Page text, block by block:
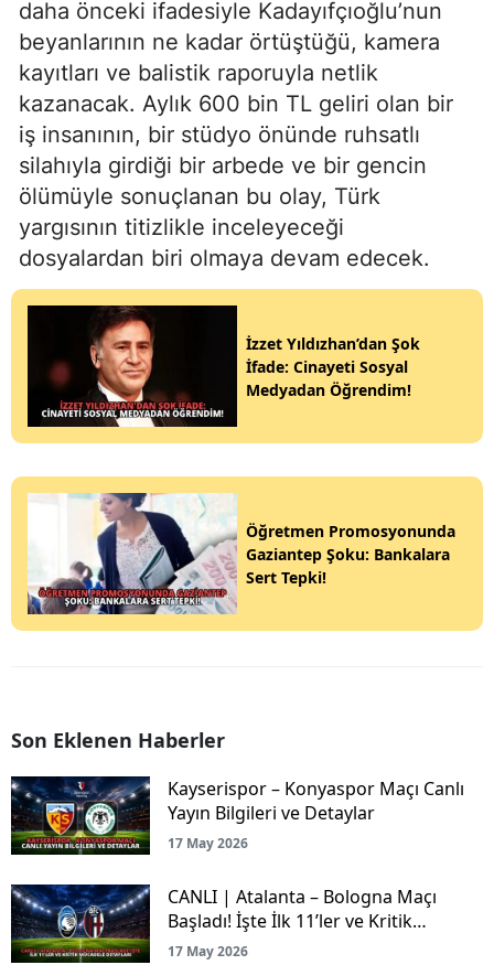
daha önceki ifadesiyle Kadayıfçıoğlu’nun
beyanlarının ne kadar örtüştüğü, kamera
kayıtları ve balistik raporuyla netlik
kazanacak. Aylık 600 bin TL geliri olan bir
iş insanının, bir stüdyo önünde ruhsatlı
silahıyla girdiği bir arbede ve bir gencin
ölümüyle sonuçlanan bu olay, Türk
yargısının titizlikle inceleyeceği
dosyalardan biri olmaya devam edecek.
İzzet Yıldızhan’dan Şok
İfade: Cinayeti Sosyal
Medyadan Öğrendim!
Öğretmen Promosyonunda
Gaziantep Şoku: Bankalara
Sert Tepki!
Son Eklenen Haberler
Kayserispor – Konyaspor Maçı Canlı
Yayın Bilgileri ve Detaylar
17 May 2026
CANLI | Atalanta – Bologna Maçı
Başladı! İşte İlk 11’ler ve Kritik
Mücadele Detayları
17 May 2026